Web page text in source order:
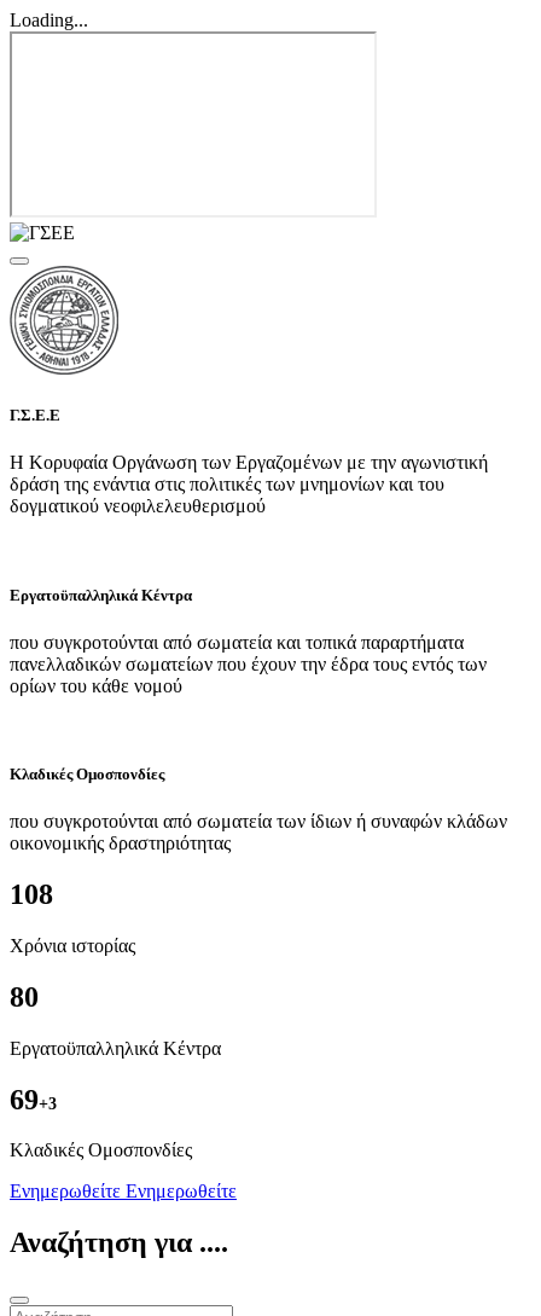
Loading...
Γ.Σ.Ε.Ε
Η Κορυφαία Οργάνωση των Εργαζομένων με την αγωνιστική
δράση της ενάντια στις πολιτικές των μνημονίων και του
δογματικού νεοφιλελευθερισμού
Εργατοϋπαλληλικά Κέντρα
που συγκροτούνται από σωματεία και τοπικά παραρτήματα
πανελλαδικών σωματείων που έχουν την έδρα τους εντός των
ορίων του κάθε νομού
Κλαδικές Ομοσπονδίες
που συγκροτούνται από σωματεία των ίδιων ή συναφών κλάδων
οικονομικής δραστηριότητας
108
Χρόνια ιστορίας
80
Εργατοϋπαλληλικά Κέντρα
69+3
Kλαδικές Ομοσπονδίες
Ενημερωθείτε Ενημερωθείτε
Αναζήτηση για ....